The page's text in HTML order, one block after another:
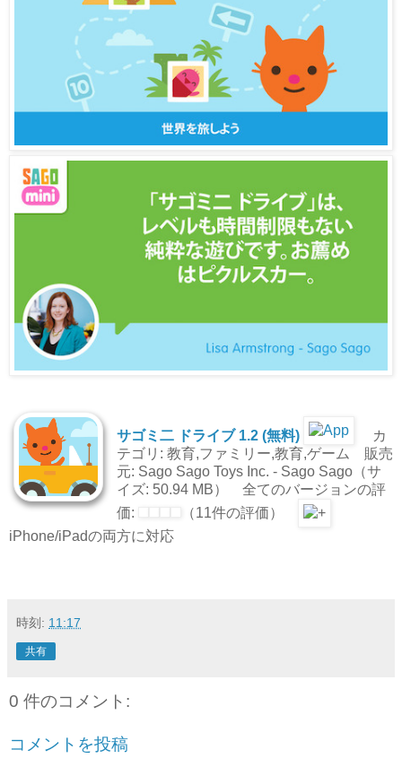
サゴミ二 ドライブ 1.2 (無料)
カ
テゴリ: 教育,ファミリー,教育,ゲーム 販売
元: Sago Sago Toys Inc. - Sago Sago（サ
イズ: 50.94 MB） 全てのバージョンの評
価:
（11件の評価）
iPhone/iPadの両方に対応
時刻: 11:17
共有
0 件のコメント:
コメントを投稿